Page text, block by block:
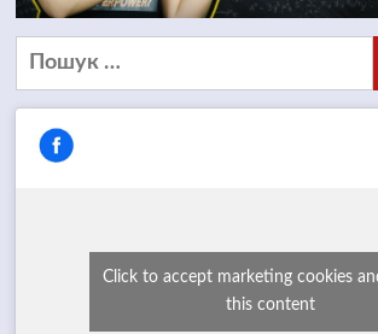
Пошук:
Click to accept marketing cookies
this content